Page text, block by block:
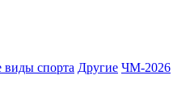
виды спорта Другие ЧМ-2026